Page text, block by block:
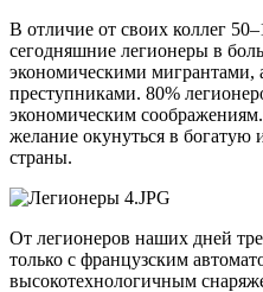
В отличие от своих коллег
сегодняшние легионеры в
экономическими мигрантами,
преступниками. 80%
экономическим
желание окунуться в богатую
страны.
От легионеров наших дней
только с французским
высокотехнологичным